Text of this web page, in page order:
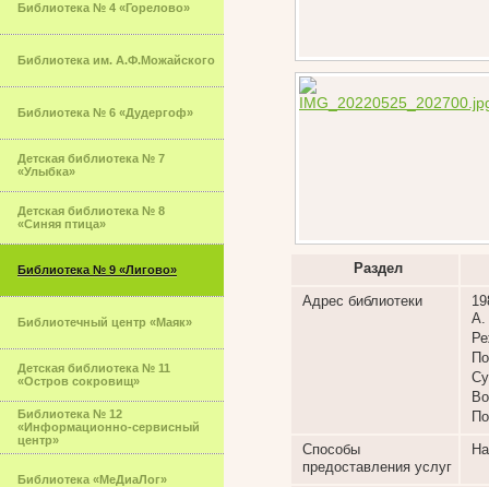
Библиотека № 4 «Горелово»
Библиотека им. А.Ф.Можайского
Библиотека № 6 «Дудергоф»
Детская библиотека № 7
«Улыбка»
Детская библиотека № 8
«Синяя птица»
Библиотека № 9 «Лигово»
Библиотечный центр «Маяк»
Детская библиотека № 11
«Остров сокровищ»
Библиотека № 12
«Информационно-сервисный
центр»
Библиотека «МеДиаЛог»
Раздел
Адрес библиотеки
А.
Способы
предоставления услуг